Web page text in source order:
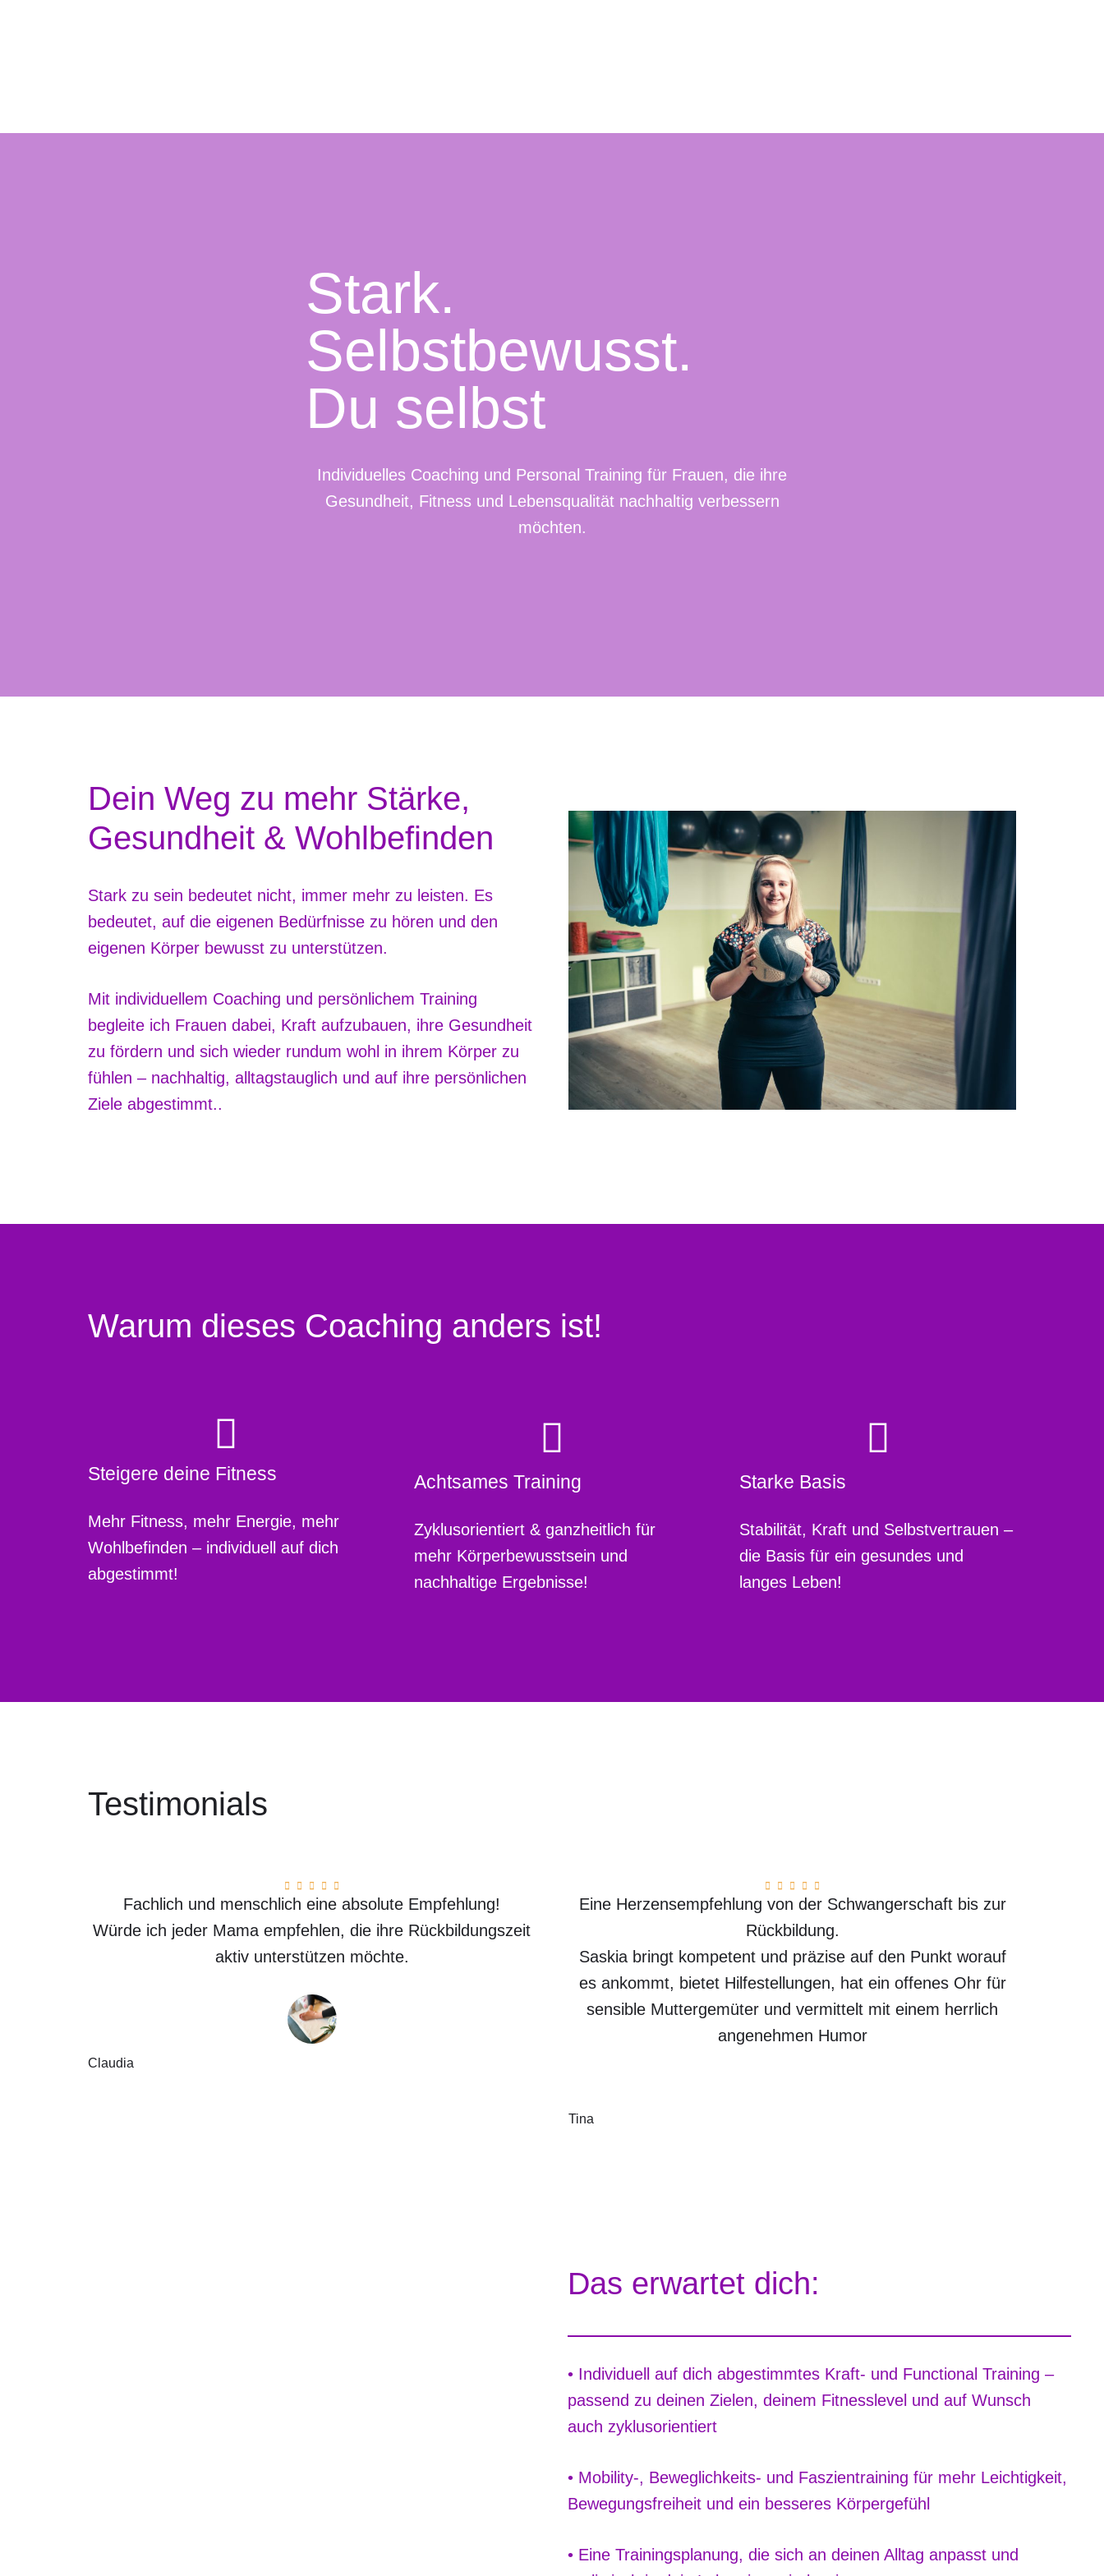
Stark.
Selbstbewusst.
Du selbst
Individuelles Coaching und Personal Training für Frauen, die ihre
Gesundheit, Fitness und Lebensqualität nachhaltig verbessern
möchten.
Dein Weg zu mehr Stärke,
Gesundheit & Wohlbefinden
Stark zu sein bedeutet nicht, immer mehr zu leisten. Es
bedeutet, auf die eigenen Bedürfnisse zu hören und den
eigenen Körper bewusst zu unterstützen.
Mit individuellem Coaching und persönlichem Training
begleite ich Frauen dabei, Kraft aufzubauen, ihre Gesundheit
zu fördern und sich wieder rundum wohl in ihrem Körper zu
fühlen – nachhaltig, alltagstauglich und auf ihre persönlichen
Ziele abgestimmt..
Warum dieses Coaching anders ist!
Steigere deine Fitness
Mehr Fitness, mehr Energie, mehr
Wohlbefinden – individuell auf dich
abgestimmt!
Achtsames Training
Zyklusorientiert & ganzheitlich für
mehr Körperbewusstsein und
nachhaltige Ergebnisse!
Starke Basis
Stabilität, Kraft und Selbstvertrauen –
die Basis für ein gesundes und
langes Leben!
Testimonials
Fachlich und menschlich eine absolute Empfehlung!
Würde ich jeder Mama empfehlen, die ihre Rückbildungszeit
aktiv unterstützen möchte.
Claudia
Eine Herzensempfehlung von der Schwangerschaft bis zur
Rückbildung.
Saskia bringt kompetent und präzise auf den Punkt worauf
es ankommt, bietet Hilfestellungen, hat ein offenes Ohr für
sensible Muttergemüter und vermittelt mit einem herrlich
angenehmen Humor
Tina
Das erwartet dich:
• Individuell auf dich abgestimmtes Kraft- und Functional Training –
passend zu deinen Zielen, deinem Fitnesslevel und auf Wunsch
auch zyklusorientiert
• Mobility-, Beweglichkeits- und Faszientraining für mehr Leichtigkeit,
Bewegungsfreiheit und ein besseres Körpergefühl
• Eine Trainingsplanung, die sich an deinen Alltag anpasst und